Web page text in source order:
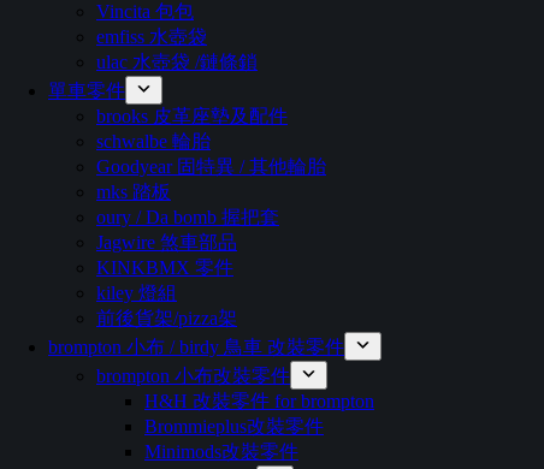
Vincita 包包
emfiss 水壺袋
ulac 水壺袋 /鏈條鎖
單車零件
brooks 皮革座墊及配件
schwalbe 輪胎
Goodyear 固特異 / 其他輪胎
mks 踏板
oury / Da bomb 握把套
Jagwire 煞車部品
KINKBMX 零件
kiley 燈組
前後貨架/pizza架
brompton 小布 / birdy 鳥車 改裝零件
brompton 小布改裝零件
H&H 改裝零件 for brompton
Brommieplus改裝零件
Minimods改裝零件